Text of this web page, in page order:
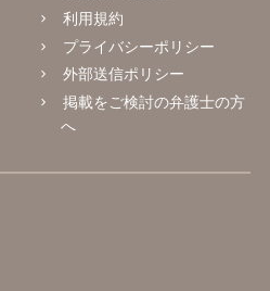
利用規約
プライバシーポリシー
外部送信ポリシー
掲載をご検討の弁護士の方
へ